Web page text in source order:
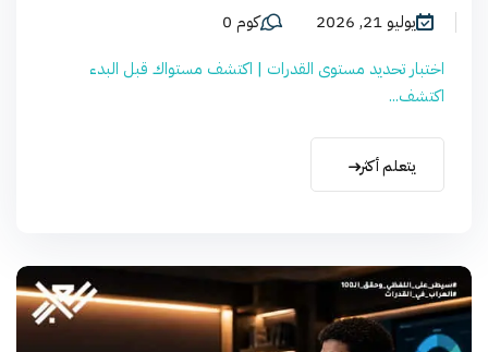
يوليو 21, 2026
كوم 0
اختبار تحديد مستوى القدرات | اكتشف مستواك قبل البدء
اكتشف...
يتعلم أكثر